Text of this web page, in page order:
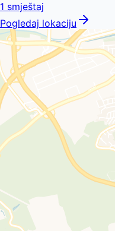
1 smještaj
Pogledaj lokaciju